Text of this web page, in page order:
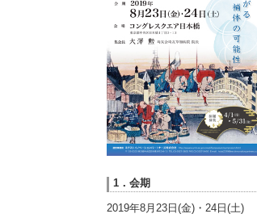
1．会期
2019年8月23日(金)・24日(土)